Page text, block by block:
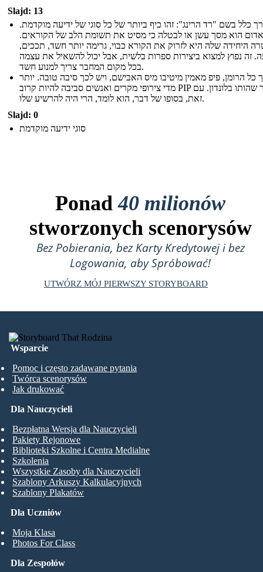
Slajd: 13
כלל בשם "רד הרינג": זהו כיף ביותר של כל סוגי של ידיעה מוקדמת.
הוא מסך עשן או לבטלה כי מסיט את תשומת הלב של הקוראים.
היחידה שלה היא לזרוק את הקורא כבוי, גרימה יותר חשד, תככים,
זה נפוץ למצוא ביצירות ספרות בלשית, אבל יכול להשאיל את עצמה
בכל מקום המחבר צריך למנוע חשד.
כל הרומן, פיפ מאמין מיטיבו מיס האבישם, ויש לכך סיבה טובה. יותר
מדי צירופי מקרים ואנשים סביבה להיות קרוב PIP במהלך שהותו בלונדון. עם
זאת, בסופו של דבר, הוא לומד, הרי היה להרשיע שלו.
Slajd: 0
סוגי ידיעה מוקדמת
Ponad40 milionów
stworzonych scenorysów
Bez Pobierania, bez Karty Kredytowej i bez
Logowania, aby Spróbować!
UTWÓRZ MÓJ PIERWSZY STORYBOARD
Wsparcie
Pomoc i często zadawane pytania
Twórca scenorysów
Jak drukować
Dla Uczniów
Moja Klasa
Photos For Class
Dla Nauczycieli
Bezpłatna Wersja dla Nauczycieli
Pakiety Rejonowe
Biblioteki Szkolne i Centra Medialne
Szkolenia
Wszystkie Zasoby dla Nauczycieli
Szablony Arkuszy Kalkulacyjnych
Szablony Plakatów
Dla Zespołów